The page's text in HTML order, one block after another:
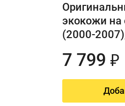
экокожи на
(2000-
7 799₽